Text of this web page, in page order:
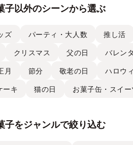
子以外のシーンから選ぶ
ズ パーティ・大人数 推し活
クリスマス 父の日 バレン
月 節分 敬老の日 ハロウ
ーキ 猫の日 お菓子缶・スイ
子をジャンルで絞り込む